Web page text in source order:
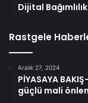
Dijital
Rastgele
Aralık 27, 2024
PİYASAYA
güçlü mali